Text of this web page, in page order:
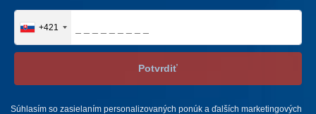
+421
Potvrdiť
Súhlasím so zasielaním personalizovaných ponúk a ďalších marketingových